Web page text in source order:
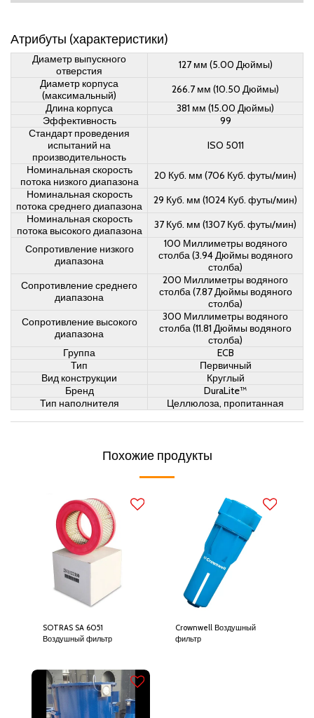
Атрибуты (характеристики)
Диаметр выпускного
отверстия
127 мм (5.00 Дюймы)
Диаметр корпуса
(максимальный)
266.7 мм (10.50 Дюймы)
Длина корпуса
381 мм (15.00 Дюймы)
Эффективность
99
Стандарт проведения
испытаний на
производительность
ISO 5011
Номинальная скорость
потока низкого диапазона
20 Куб. мм (706 Куб. футы/мин)
Номинальная скорость
потока среднего диапазона
29 Куб. мм (1024 Куб. футы/мин)
Номинальная скорость
потока высокого диапазона
37 Куб. мм (1307 Куб. футы/мин)
Сопротивление низкого
диапазона
100 Миллиметры водяного
столба (3.94 Дюймы водяного
столба)
Сопротивление среднего
диапазона
200 Миллиметры водяного
столба (7.87 Дюймы водяного
столба)
Сопротивление высокого
диапазона
300 Миллиметры водяного
столба (11.81 Дюймы водяного
столба)
Группа
ECB
Тип
Первичный
Вид конструкции
Круглый
Бренд
DuraLite™
Тип наполнителя
Целлюлоза, пропитанная
Похожие продукты
SOTRAS SA 6051
Воздушный фильтр
Crownwell Воздушный
фильтр